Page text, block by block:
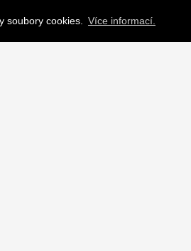
soubory cookies. Více informací.